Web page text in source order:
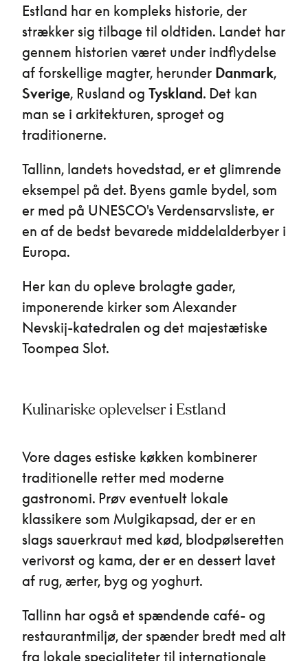
Estland har en kompleks historie, der
strækker sig tilbage til oldtiden. Landet har
gennem historien været under indflydelse
af forskellige magter, herunder Danmark,
Sverige, Rusland og Tyskland. Det kan
man se i arkitekturen, sproget og
traditionerne.
Tallinn, landets hovedstad, er et glimrende
eksempel på det. Byens gamle bydel, som
er med på UNESCO's Verdensarvsliste, er
en af de bedst bevarede middelalderbyer i
Europa.
Her kan du opleve brolagte gader,
imponerende kirker som Alexander
Nevskij-katedralen og det majestætiske
Toompea Slot.
Kulinariske oplevelser i Estland
Vore dages estiske køkken kombinerer
traditionelle retter med moderne
gastronomi. Prøv eventuelt lokale
klassikere som Mulgikapsad, der er en
slags sauerkraut med kød, blodpølseretten
verivorst og kama, der er en dessert lavet
af rug, ærter, byg og yoghurt.
Tallinn har også et spændende café- og
restaurantmiljø, der spænder bredt med alt
fra lokale specialiteter til internationale